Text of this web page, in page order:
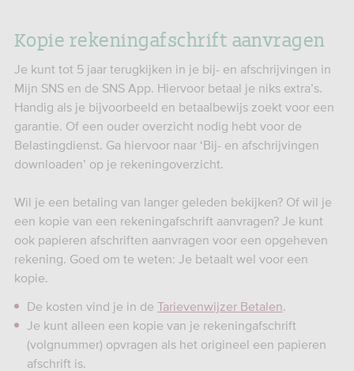
Kopie rekeningafschrift aanvragen
Je kunt tot 5 jaar terugkijken in je bij- en afschrijvingen in
Mijn SNS en de SNS App. Hiervoor betaal je niks extra’s.
Handig als je bijvoorbeeld en betaalbewijs zoekt voor een
garantie. Of een ouder overzicht nodig hebt voor de
Belastingdienst. Ga hiervoor naar ‘Bij- en afschrijvingen
downloaden’ op je rekeningoverzicht.
Wil je een betaling van langer geleden bekijken? Of wil je
een kopie van een rekeningafschrift aanvragen? Je kunt
ook papieren afschriften aanvragen voor een opgeheven
rekening. Goed om te weten: Je betaalt wel voor een
kopie.
De kosten vind je in de Tarievenwijzer Betalen.
Je kunt alleen een kopie van je rekeningafschrift
(volgnummer) opvragen als het origineel een papieren
afschrift is.